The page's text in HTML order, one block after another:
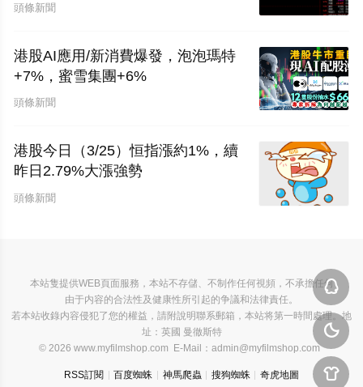
頭條新聞
港股AI應用/新消費爆發，泡泡瑪特
+7%，蜜雪集團+6%
頭條新聞
港股今日（3/25）恒指漲約1%，續
昨日2.79%大漲強勢
頭條新聞



本站隻提供WEB頁面服務，本站不存儲、不制作任何視頻，不承擔任何
由于内容的合法性及健康性所引起的争議和法律責任。
若本站收錄内容侵犯了您的權益，請附說明聯系郵箱，本站将第一時間處理。地
址：英國 曼徹斯特
© 2026 www.myfilmshop.com E-Mail：admin@myfilmshop.com
RSS訂閱 百度蜘蛛 神馬爬蟲 搜狗蜘蛛 奇虎地圖